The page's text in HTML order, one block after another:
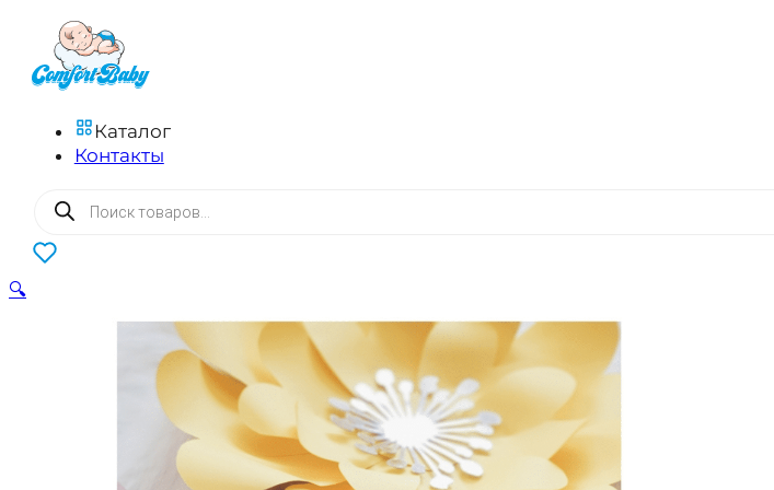
Каталог
Контакты
Поиск
товаров
0
🔍